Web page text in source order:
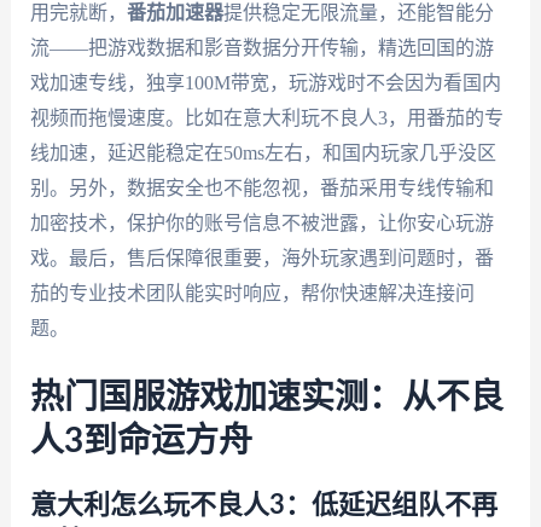
用完就断， 番茄加速器提供稳定无限流量，还能智能分
流——把游戏数据和影音数据分开传输，精选回国的游
戏加速专线，独享100M带宽，玩游戏时不会因为看国内
视频而拖慢速度。比如在意大利玩不良人3，用番茄的专
线加速，延迟能稳定在50ms左右，和国内玩家几乎没区
别。另外，数据安全也不能忽视，番茄采用专线传输和
加密技术，保护你的账号信息不被泄露，让你安心玩游
戏。最后，售后保障很重要，海外玩家遇到问题时，番
茄的专业技术团队能实时响应，帮你快速解决连接问
题。
热门国服游戏加速实测：从不良
人3到命运方舟
意大利怎么玩不良人3：低延迟组队不再